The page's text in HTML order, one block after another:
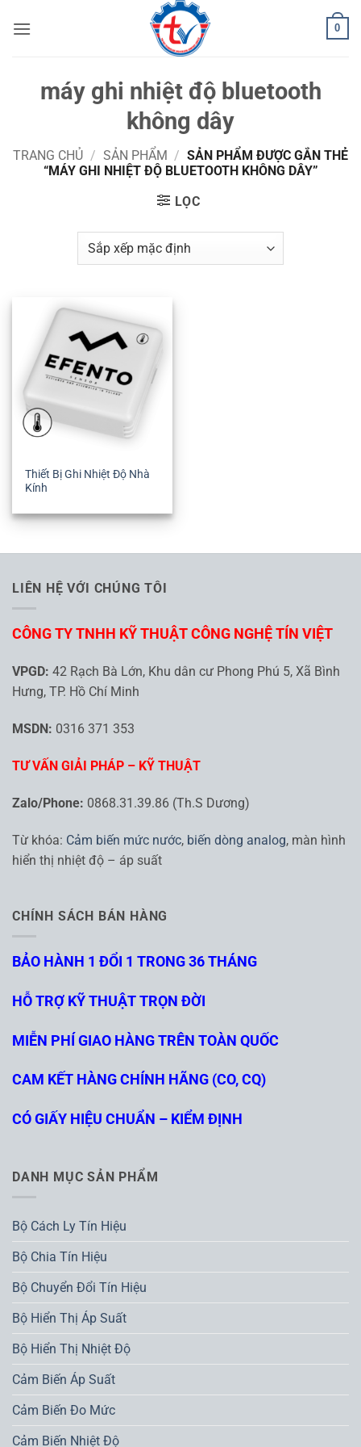
qua
0
máy ghi nhiệt độ bluetooth
không dây
TRANG CHỦ / SẢN PHẨM / SẢN PHẨM ĐƯỢC GẮN THẺ
“MÁY GHI NHIỆT ĐỘ BLUETOOTH KHÔNG DÂY”
LỌC
Thiết Bị Ghi Nhiệt Độ Nhà
Kính
LIÊN HỆ VỚI CHÚNG TÔI
CÔNG TY TNHH KỸ THUẬT CÔNG NGHỆ TÍN VIỆT
VPGD: 42 Rạch Bà Lớn, Khu dân cư Phong Phú 5, Xã Bình
Hưng, TP. Hồ Chí Minh
MSDN: 0316 371 353
TƯ VẤN GIẢI PHÁP – KỸ THUẬT
Zalo/Phone: 0868.31.39.86 (Th.S Dương)
Từ khóa: Cảm biến mức nước, biến dòng analog, màn hình
hiển thị nhiệt độ – áp suất
CHÍNH SÁCH BÁN HÀNG
BẢO HÀNH 1 ĐỔI 1 TRONG 36 THÁNG
HỖ TRỢ KỸ THUẬT TRỌN ĐỜI
MIỄN PHÍ GIAO HÀNG TRÊN TOÀN QUỐC
CAM KẾT HÀNG CHÍNH HÃNG (CO, CQ)
CÓ GIẤY HIỆU CHUẨN – KIỂM ĐỊNH
DANH MỤC SẢN PHẨM
Bộ Cách Ly Tín Hiệu
Bộ Chia Tín Hiệu
Bộ Chuyển Đổi Tín Hiệu
Bộ Hiển Thị Áp Suất
Bộ Hiển Thị Nhiệt Độ
Cảm Biến Áp Suất
Cảm Biến Đo Mức
Cảm Biến Nhiệt Độ